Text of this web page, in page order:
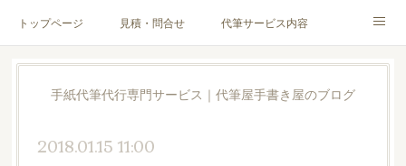
トップページ 見積・問合せ 代筆サービス内容
料金表 代筆サンプル 手紙文章作成代行サービス
ブログ お客様の声
手紙代筆代行専門サービス｜代筆屋手書き屋のブログ
2018.01.15 11:00